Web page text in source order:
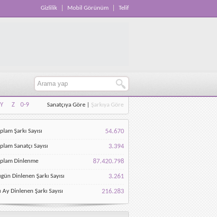
Gizlilik Mobil Görünüm Telif
Y Z
0-9
Y Z 0-9
Sanatçıya Göre Şarkıya Göre
Şarkı Sayısı 54.670
Sanatçı Sayısı 3.394
Dinlenme 87.420.798
Dinlenen Şarkı Sayısı 3.261
Ay Dinlenen Şarkı Sayısı 216.283